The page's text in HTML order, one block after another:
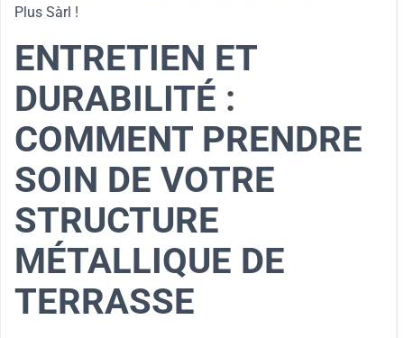
Plus Sàrl !
ENTRETIEN ET
DURABILITÉ :
COMMENT PRENDRE
SOIN DE VOTRE
STRUCTURE
MÉTALLIQUE DE
TERRASSE